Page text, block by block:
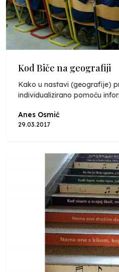
Kod Biče na geografiji
Kako u nastavi (geografije)
individualizirano pomoću
Anes Osmić
29.03.2017